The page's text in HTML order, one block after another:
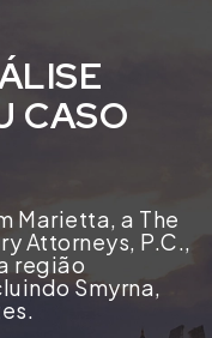
CASO
Marietta, a The
Attorneys, P.C.,
região
Smyrna,